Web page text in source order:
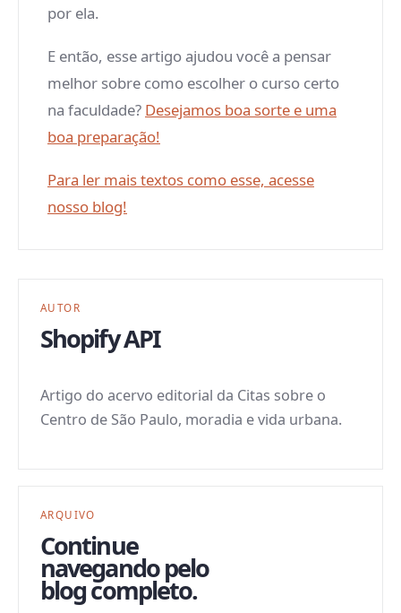
por ela.
E então, esse artigo ajudou você a pensar
melhor sobre como escolher o curso certo
na faculdade? Desejamos boa sorte e uma
boa preparação!
Para ler mais textos como esse, acesse
nosso blog!
AUTOR
Shopify API
Artigo do acervo editorial da Citas sobre o
Centro de São Paulo, moradia e vida urbana.
ARQUIVO
Continue
navegando pelo
blog completo.